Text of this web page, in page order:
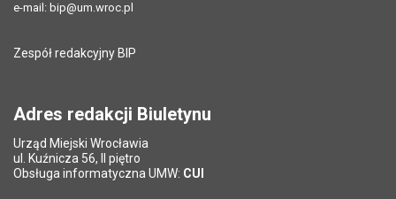
e-mail: bip@um.wroc.pl
Zespół redakcyjny BIP
Adres redakcji Biuletynu
Urząd Miejski Wrocławia
ul. Kuźnicza 56, II piętro
Obsługa informatyczna UMW: CUI